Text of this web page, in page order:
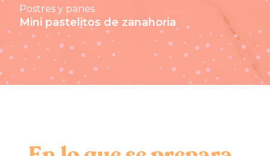
Postres y panes
Mini pastelitos de zanahoria